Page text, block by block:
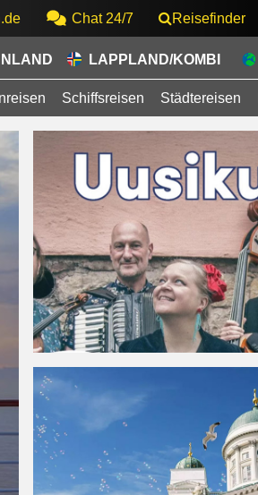
Chat 24/7 Reisefinder
LAPPLAND/KOMBI
Schiffsreisen Städtereisen